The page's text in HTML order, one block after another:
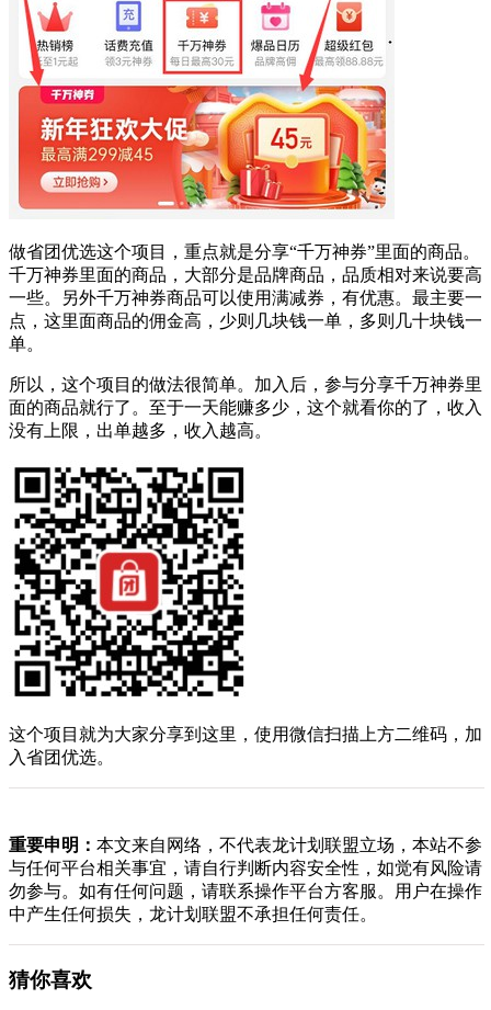
做省团优选这个项目，重点就是分享“千万神券”里面的商品。
千万神券里面的商品，大部分是品牌商品，品质相对来说要高
一些。另外千万神券商品可以使用满减券，有优惠。最主要一
点，这里面商品的佣金高，少则几块钱一单，多则几十块钱一
单。
所以，这个项目的做法很简单。加入后，参与分享千万神券里
面的商品就行了。至于一天能赚多少，这个就看你的了，收入
没有上限，出单越多，收入越高。
这个项目就为大家分享到这里，使用微信扫描上方二维码，加
入省团优选。
重要申明： 本文来自网络，不代表龙计划联盟立场，本站不参
与任何平台相关事宜，请自行判断内容安全性，如觉有风险请
勿参与。如有任何问题，请联系操作平台方客服。用户在操作
中产生任何损失，龙计划联盟不承担任何责任。
猜你喜欢